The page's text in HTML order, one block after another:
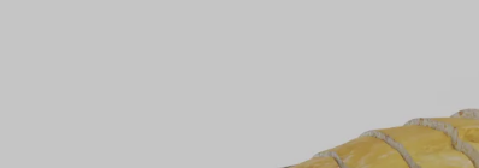
y reducir los residuos adaptándose a la